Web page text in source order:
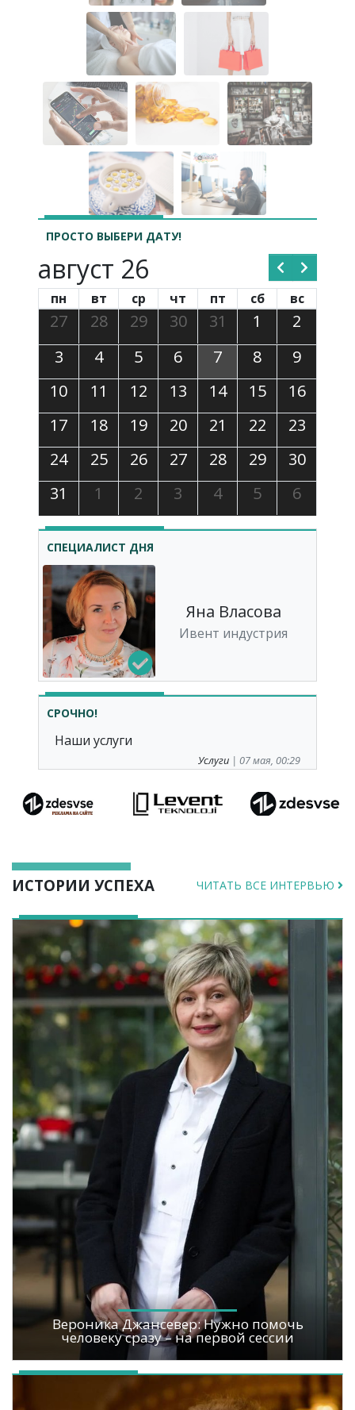
ПРОСТО ВЫБЕРИ ДАТУ!
август 26
пн вт ср чт пт сб вс
27 28 29 30 31 1
2
3
4 5 6 7 8
9
10
11 12 13 14 15
16
17
18 19 20 21 22
23
24
25 26 27 28 29
30
31
1 2 3 4 5 6
СПЕЦИАЛИСТ ДНЯ
Яна Власова
Ивент индустрия
СРОЧНО!
Наши услуги
Услуги | 07 мая, 00:29
ИСТОРИИ УСПЕХА ЧИТАТЬ ВСЕ ИНТЕРВЬЮ
Вероника Джансевер: Нужно помочь
человеку сразу – на первой сессии